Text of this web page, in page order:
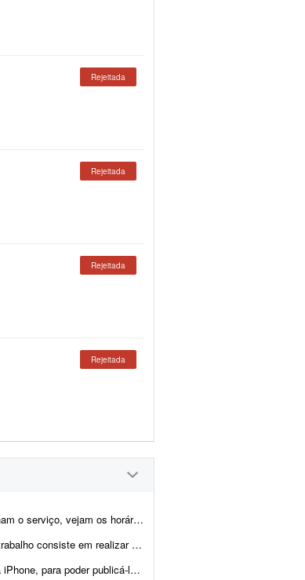
Rejeitada
Rejeitada
Rejeitada
Rejeitada
façam agendamento onlin...
correções, personalizações e atualiz...
poder publicá-lo na App Store.